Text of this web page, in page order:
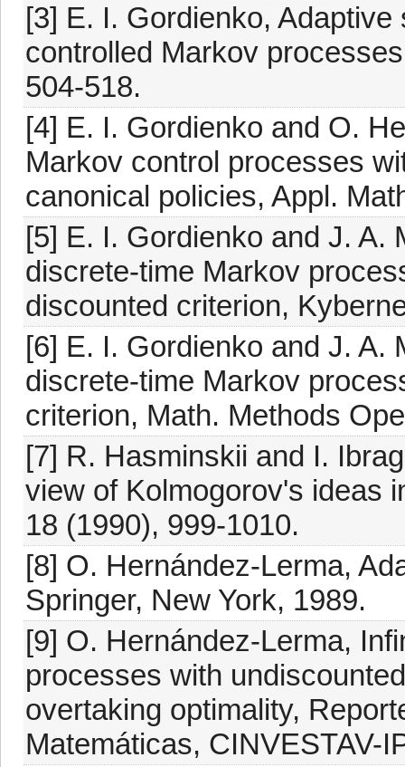
[3] E. I. Gordienko,
controlled Markov
504-518.
[4] E. I. Gordienko and O.
Markov control processes
canonical policies, Appl.
[5] E. I. Gordienko and J. A.
discrete-time Markov
discounted criterion,
[6] E. I. Gordienko and J. A.
discrete-time Markov
criterion, Math. Methods
[7] R. Hasminskii and I.
view of Kolmogorov's ideas
18 (1990), 999-1010.
[8] O. Hernández-Lerma,
Springer, New York, 1989.
[9] O. Hernández-Lerma,
processes with
overtaking optimality,
Matemáticas, CINVESTAV-